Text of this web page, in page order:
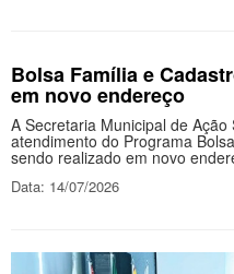
Bolsa Família e
em novo endereço
A Secretaria Municipal de
atendimento do Programa
sendo realizado em novo
Data: 14/07/2026